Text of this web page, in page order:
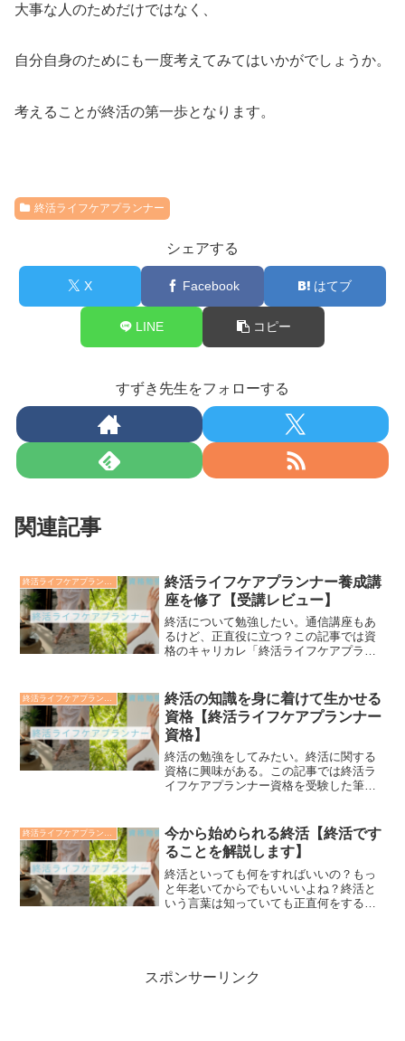
大事な人のためだけではなく、
自分自身のためにも一度考えてみてはいかがでしょうか。
考えることが終活の第一歩となります。
終活ライフケアプランナー
シェアする
X Facebook はてブ
LINE コピー
すずき先生をフォローする
関連記事
終活ライフケアプランナー養成講
座を修了【受講レビュー】
終活について勉強したい。通信講座もあ
るけど、正直役に立つ？この記事では資
格のキャリカレ「終活ライフケアプラン
講座で迷っていた方も是非ご覧くださ
い。
終活ライフケアプランナー
終活の知識を身に着けて生かせる
資格【終活ライフケアプランナー
資格】
終活の勉強をしてみたい。終活に関する
資格に興味がある。この記事では終活ラ
イフケアプランナー資格を受験した筆者
ているという方は是非ご覧ください。
終活ライフケアプランナー
今から始められる終活【終活です
ることを解説します】
終活といっても何をすればいいの？もっ
と年老いてからでもいいいよね？終活と
いう言葉は知っていても正直何をするの
スポンサーリンク